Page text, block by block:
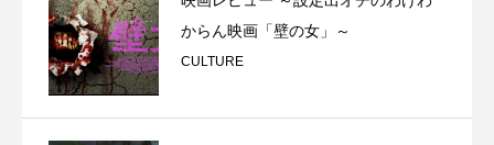
からん映画「壁の女」～
CULTURE